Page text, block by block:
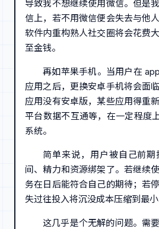
导致我不想继续使用微信。但是
信上，若不用微信便会失去与他
软件内重构熟人社交圈将会花费
至金钱。
再如苹果手机。当用户在
应用之后，更换安卓手机将会面
应用没有安卓版，某些应用得重
平台数据不互通等，在一定程度
系统。
简单来说，用户被自己前
间、精力和资源绑架了。若继续
务在日后能符合自己的期待；若
失过往投入将沉没成本压缩到最小
这几乎是个无解的问题。需